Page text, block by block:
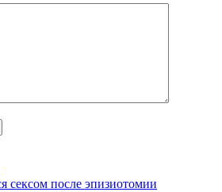
сексом после эпизиотомии